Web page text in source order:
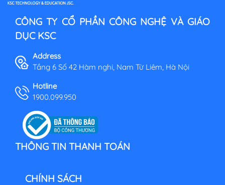
CÔNG TY CỔ PHẦN CÔNG NGHỆ VÀ GIÁO
DỤC KSC
Address
Tầng 6 Số 42 Hàm nghi, Nam Từ Liêm, Hà Nội
Hotline
1900.099.950
THÔNG TIN THANH TOÁN
CHÍNH SÁCH